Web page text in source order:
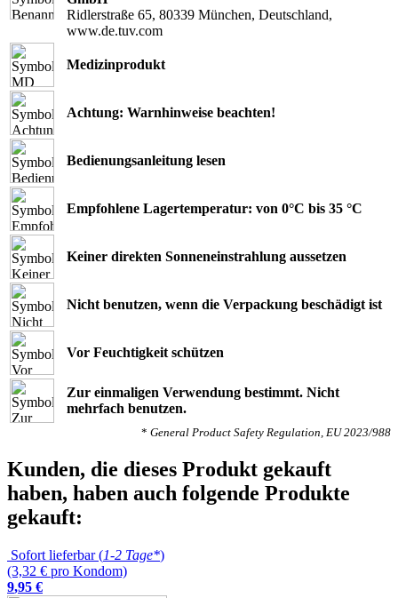
Ridlerstraße 65, 80339 München, Deutschland,
www.de.tuv.com
Medizinprodukt
Achtung: Warnhinweise beachten!
Bedienungsanleitung lesen
Empfohlene Lagertemperatur: von 0°C bis 35 °C
Keiner direkten Sonneneinstrahlung aussetzen
Nicht benutzen, wenn die Verpackung beschädigt ist
Vor Feuchtigkeit schützen
Zur einmaligen Verwendung bestimmt. Nicht
mehrfach benutzen.
* General Product Safety Regulation, EU 2023/988
Kunden, die dieses Produkt gekauft
haben, haben auch folgende Produkte
gekauft:
Sofort lieferbar (1-2 Tage*)
(3,32 € pro Kondom)
9,95 €